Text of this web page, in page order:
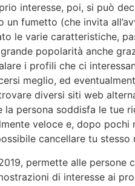
interesse, poi, si può
un fumetto (che invita
le varie caratteristiche,
popolarità anche
i profili che ci
meglio, ed
diversi siti web
la persona soddisfa le tue
veloce e, dopo
cancellare tu stesso
permette alle
di interesse ai